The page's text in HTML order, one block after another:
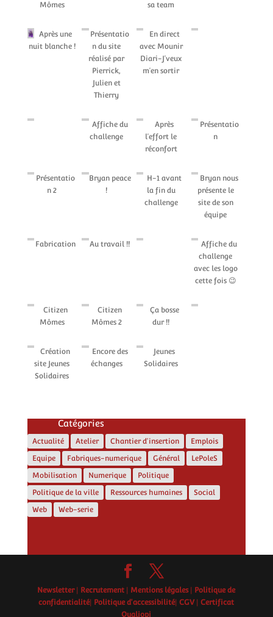
Mômes
sa team
Après une
nuit blanche !
Présentatio
n du site
réalisé par
Pierrick,
Julien et
Thierry
En direct
avec Mounir
Diari-J’veux
m’en sortir
Affiche du
challenge
Après
l’effort le
réconfort
Présentatio
n
Présentatio
n 2
Bryan peace
!
H-1 avant
la fin du
challenge
Bryan nous
présente le
site de son
équipe
Fabrication Au travail !!
Affiche du
challenge
avec les logo
cette fois 😉
Citizen
Mômes
Citizen
Mômes 2
Ça bosse
dur !!
Création
site Jeunes
Solidaires
Encore des
échanges
Jeunes
Solidaires
Catégories
Actualité Atelier Chantier d'insertion
Emplois
Equipe
Fabriques-numerique Général
LePoleS
Mobilisation
Numerique
Politique
Politique de la ville
Ressources humaines
Social
Web
Web-serie
Newsletter| Recrutement Mentions légales|
Politique de
confidentialité| Politique d'accessibilité|CGV|Certificat
Qualiopi